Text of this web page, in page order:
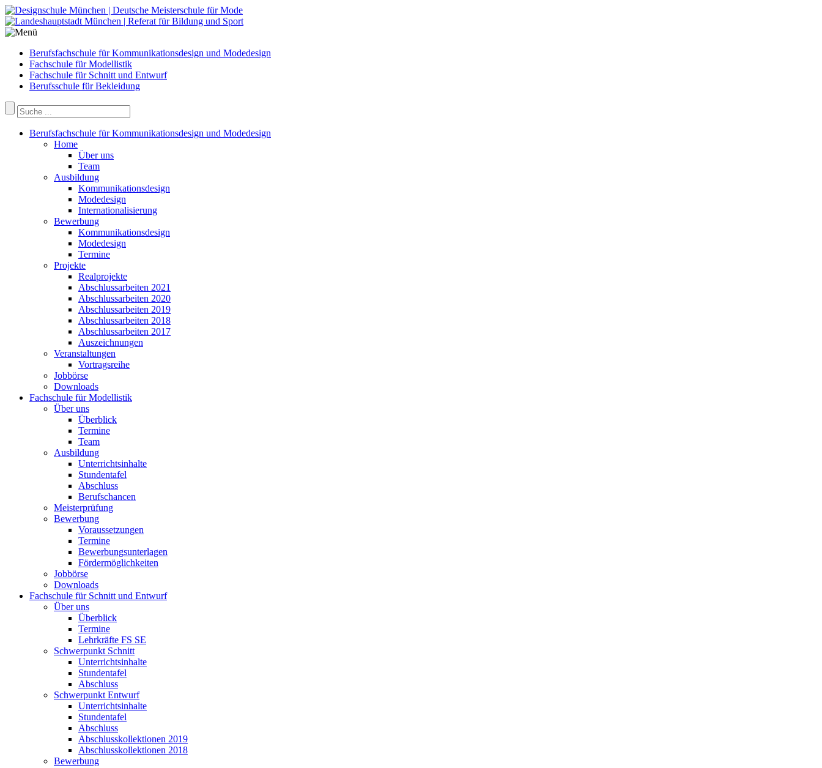
Berufsfachschule für Kommunikationsdesign und Modedesign
Fachschule für Modellistik
Fachschule für Schnitt und Entwurf
Berufsschule für Bekleidung
Berufsfachschule für Kommunikationsdesign und Modedesign
Home
Über uns
Team
Ausbildung
Kommunikationsdesign
Modedesign
Internationalisierung
Bewerbung
Kommunikationsdesign
Modedesign
Termine
Projekte
Realprojekte
Abschlussarbeiten 2021
Abschlussarbeiten 2020
Abschlussarbeiten 2019
Abschlussarbeiten 2018
Abschlussarbeiten 2017
Auszeichnungen
Veranstaltungen
Vortragsreihe
Jobbörse
Downloads
Fachschule für Modellistik
Über uns
Überblick
Termine
Team
Ausbildung
Unterrichtsinhalte
Stundentafel
Abschluss
Berufschancen
Meisterprüfung
Bewerbung
Voraussetzungen
Termine
Bewerbungsunterlagen
Fördermöglichkeiten
Jobbörse
Downloads
Fachschule für Schnitt und Entwurf
Über uns
Überblick
Termine
Lehrkräfte FS SE
Schwerpunkt Schnitt
Unterrichtsinhalte
Stundentafel
Abschluss
Schwerpunkt Entwurf
Unterrichtsinhalte
Stundentafel
Abschluss
Abschlusskollektionen 2019
Abschlusskollektionen 2018
Bewerbung